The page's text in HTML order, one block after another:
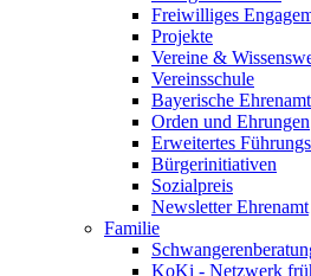
Freiwilliges
Projekte
Vereine &
Vereinsschule
Bayerische
Orden und Ehrungen
Erweitertes
Bürgerinitiativen
Sozialpreis
Newsletter Ehrenamt
Familie
KoKi - Netzwerk